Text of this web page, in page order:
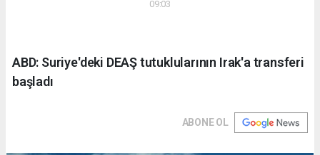
09:03
ABD: Suriye'deki DEAŞ tutuklularının Irak'a transferi
başladı
ABONE OL